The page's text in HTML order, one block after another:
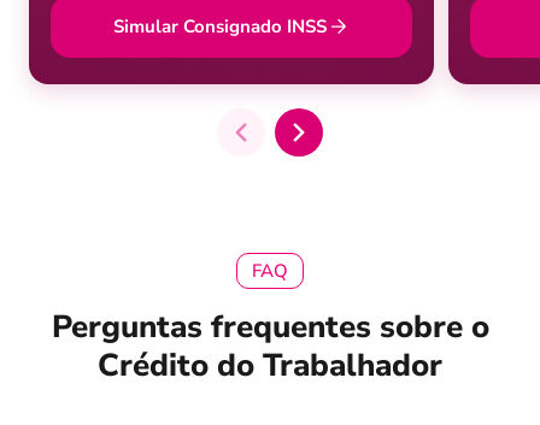
Simular Consignado INSS
FAQ
Perguntas frequentes sobre o
Crédito do Trabalhador